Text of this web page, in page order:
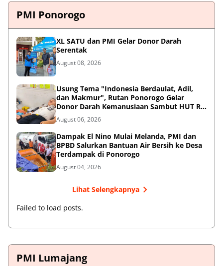
PMI Ponorogo
XL SATU dan PMI Gelar Donor Darah
Serentak
August 08, 2026
Usung Tema "Indonesia Berdaulat, Adil,
dan Makmur", Rutan Ponorogo Gelar
Donor Darah Kemanusiaan Sambut HUT RI
ke-81
August 06, 2026
Dampak El Nino Mulai Melanda, PMI dan
BPBD Salurkan Bantuan Air Bersih ke Desa
Terdampak di Ponorogo
August 04, 2026
Lihat Selengkapnya
Failed to load posts.
PMI Lumajang